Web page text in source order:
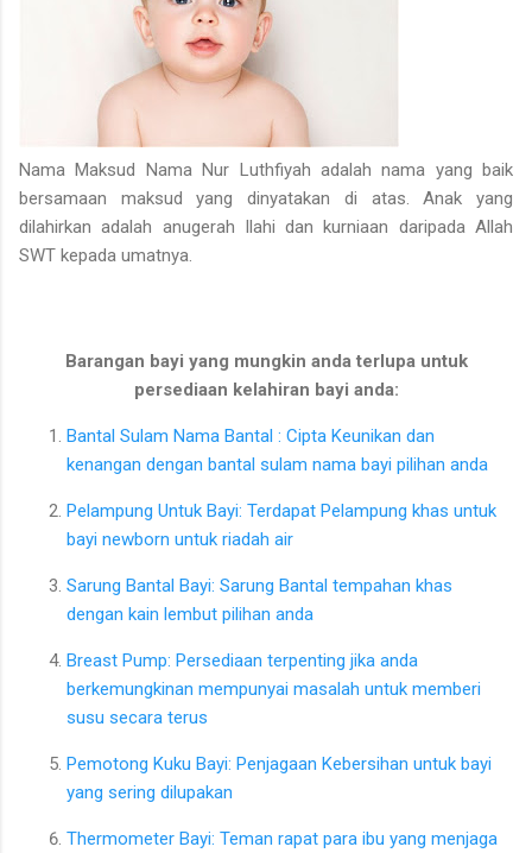
Nama Maksud Nama Nur Luthfiyah adalah nama yang baik
bersamaan maksud yang dinyatakan di atas. Anak yang
dilahirkan adalah anugerah Ilahi dan kurniaan daripada Allah
SWT kepada umatnya.
Barangan bayi yang mungkin anda terlupa untuk
persediaan kelahiran bayi anda:
Bantal Sulam Nama Bantal : Cipta Keunikan dan
kenangan dengan bantal sulam nama bayi pilihan anda
Pelampung Untuk Bayi: Terdapat Pelampung khas untuk
bayi newborn untuk riadah air
Sarung Bantal Bayi: Sarung Bantal tempahan khas
dengan kain lembut pilihan anda
Breast Pump: Persediaan terpenting jika anda
berkemungkinan mempunyai masalah untuk memberi
susu secara terus
Pemotong Kuku Bayi: Penjagaan Kebersihan untuk bayi
yang sering dilupakan
Thermometer Bayi: Teman rapat para ibu yang menjaga